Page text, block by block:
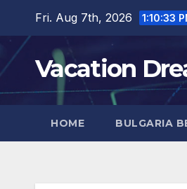
content
Fri. Aug 7th, 2026 1:10:35
Vacation
HOME BULGARIA